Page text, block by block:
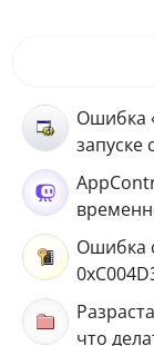
Ошибка
запуске
Ошибка
что